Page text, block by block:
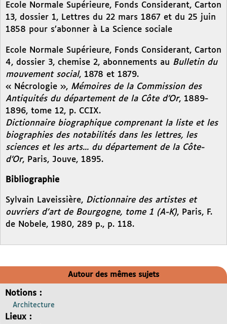
Ecole Normale Supérieure, Fonds Considerant, Carton
13, dossier 1, Lettres du 22 mars 1867 et du 25 juin
1858 pour s’abonner à La Science sociale
Ecole Normale Supérieure, Fonds Considerant, Carton
4, dossier 3, chemise 2, abonnements au Bulletin du
mouvement social, 1878 et 1879.
« Nécrologie », Mémoires de la Commission des
Antiquités du département de la Côte d’Or, 1889-
1896, tome 12, p. CCIX.
Dictionnaire biographique comprenant la liste et les
biographies des notabilités dans les lettres, les
sciences et les arts... du département de la Côte-
d’Or, Paris, Jouve, 1895.
Bibliographie
Sylvain Laveissière, Dictionnaire des artistes et
ouvriers d’art de Bourgogne, tome 1 (A-K), Paris, F.
de Nobele, 1980, 289 p., p. 118.
Autour des mêmes sujets
Notions :
Architecture
Lieux :